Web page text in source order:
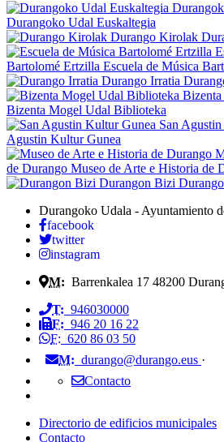
Durangoko Udal Euskaltegia
Durango Kirolak
Bartolomé Ertzilla Escuela de Música
Durango Irratia
Bizenta Mogel Udal Biblioteka
San
Agustin Kultur Gunea
de Durango Museo de Arte e Historia de
Durangon Bizi
Durangoko Udala - Ayuntamiento
facebook
twitter
instagram
M: Barrenkalea 17 48200
T: 946030000
F: 946 20 16 22
F: 620 86 03 50
M: durango@durango.eus ·
Contacto
Directorio de edificios municipales
Contacto